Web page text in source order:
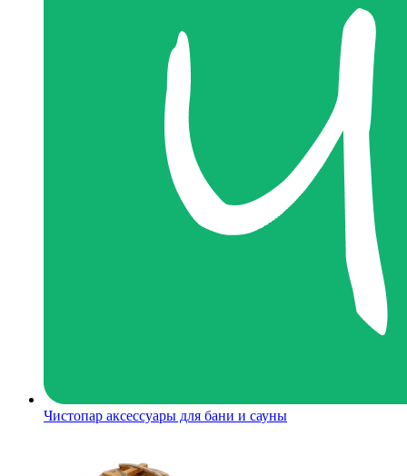
Чистопар аксессуары для бани и сауны